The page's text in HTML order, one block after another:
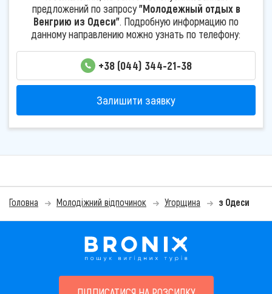
предложений по запросу"Молодежный отдых в
Венгрию из Одеси". Подробную информацию по
данному направлению можно узнать по телефону:
+38 (044) 344-21-38
Залишити заявку
Головна Молодіжний відпочинок Угорщина з Одеси